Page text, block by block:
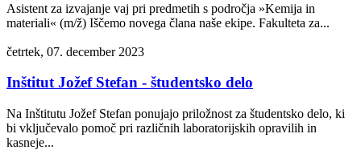
Asistent za izvajanje vaj pri predmetih s področja »Kemija in
materiali« (m/ž) Iščemo novega člana naše ekipe. Fakulteta za...
četrtek, 07. december 2023
Inštitut Jožef Stefan - študentsko delo
Na Inštitutu Jožef Stefan ponujajo priložnost za študentsko delo, ki
bi vključevalo pomoč pri različnih laboratorijskih opravilih in
kasneje...